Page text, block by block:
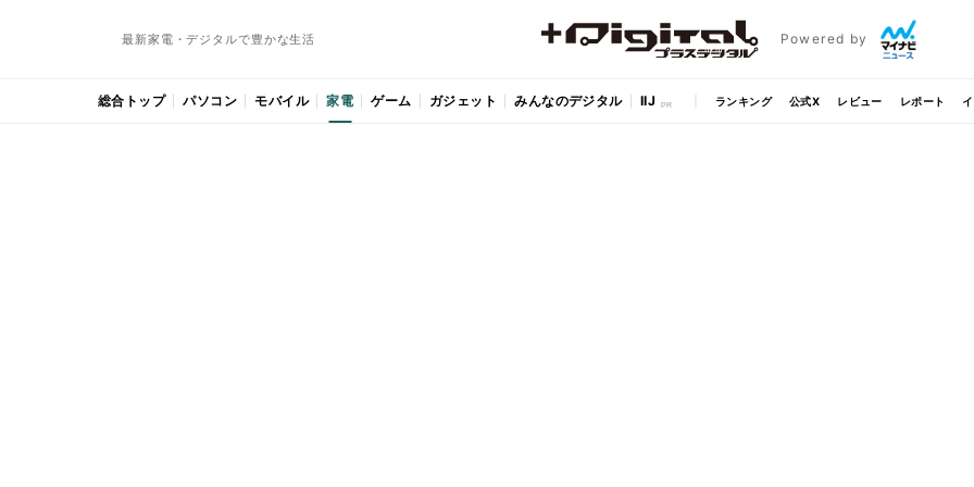
最新家電・デジタルで豊かな生活 Powered by
総合トップ パソコン モバイル 家電 ゲーム ガジェット みんなのデジタル IIJ ランキング 公式X レビュー レポート